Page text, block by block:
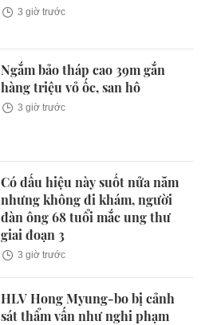
3 giờ trước
Ngắm bảo tháp cao 39m gắn
hàng triệu vỏ ốc, san hô
3 giờ trước
Có dấu hiệu này suốt nửa năm
nhưng không đi khám, người
đàn ông 68 tuổi mắc ung thư
giai đoạn 3
3 giờ trước
HLV Hong Myung-bo bị cảnh
sát thẩm vấn như nghi phạm